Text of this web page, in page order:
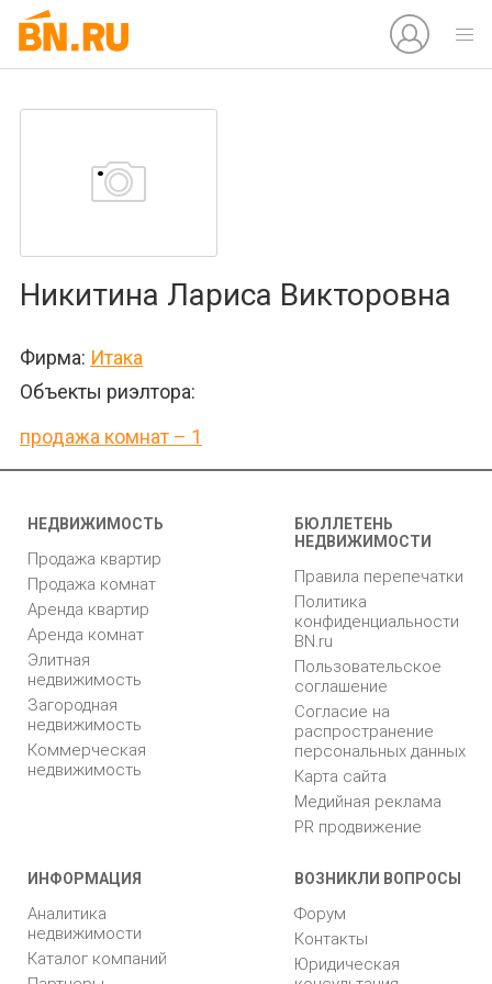
Никитина Лариса Викторовна
Фирма: Итака
Объекты риэлтора:
продажа комнат – 1
НЕДВИЖИМОСТЬ
Продажа квартир
Продажа комнат
Аренда квартир
Аренда комнат
Элитная
недвижимость
Загородная
недвижимость
Коммерческая
недвижимость
БЮЛЛЕТЕНЬ
НЕДВИЖИМОСТИ
Правила перепечатки
Политика
конфиденциальности
BN.ru
Пользовательское
соглашение
Согласие на
распространение
персональных данных
Карта сайта
Медийная реклама
PR продвижение
ИНФОРМАЦИЯ
Аналитика
недвижимости
Каталог компаний
ВОЗНИКЛИ ВОПРОСЫ
Форум
Контакты
Юридическая